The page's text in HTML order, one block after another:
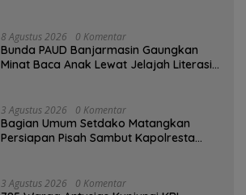
8 Agustus 2026 0 Komentar
Bunda PAUD Banjarmasin Gaungkan
Minat Baca Anak Lewat Jelajah Literasi
3 Agustus 2026 0 Komentar
Bagian Umum Setdako Matangkan
Persiapan Pisah Sambut Kapolresta
3 Agustus 2026 0 Komentar